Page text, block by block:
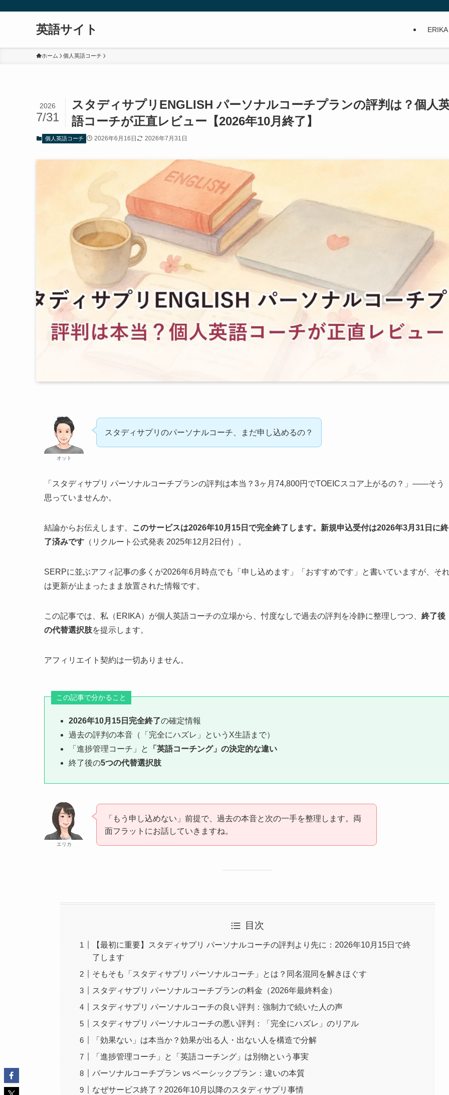
英語サイト
ホーム 個人英語コーチ
スタディサプリENGLISH パーソナルコーチプランの評判は？個人
語コーチが正直レビュー【2026年10月終了】
2026
7/31
個人英語コーチ 2026年6月16日 2026年7月31日
オット
スタディサプリのパーソナルコーチ、まだ申し込めるの？
「スタディサプリ パーソナルコーチプランの評判は本当？3ヶ月74,800円でTOEICスコア上がるの？」――そう
思っていませんか。
結論からお伝えします。
このサービスは2026年10月15日で完全終了します。新規申込受付は2026年3月31日に終
了済みです （リクルート公式発表 2025年12月2日付）。
SERPに並ぶアフィ記事の多くが2026年6月時点でも「申し込めます」「おすすめです」と書いていますが、そ
は更新が止まったまま放置された情報です。
この記事では、私（ERIKA）が個人英語コーチの立場から、忖度なしで過去の評判を冷静に整理しつつ、 終了後
の代替選択肢を提示します。
アフィリエイト契約は一切ありません。
この記事で分かること
2026年10月15日完全終了の確定情報
過去の評判の本音（「完全にハズレ」というX生語まで）
「進捗管理コーチ」と
「英語コーチング」の決定的な違い
終了後の5つの代替選択肢
エリカ
「もう申し込めない」前提で、過去の本音と次の一手を整理します。両
面フラットにお話していきますね。
目次
【最初に重要】スタディサプリ パーソナルコーチの評判より先に：2026年10月15日で終
了します
そもそも「スタディサプリ パーソナルコーチ」とは？同名混同を解きほぐす
スタディサプリ パーソナルコーチプランの料金（2026年最終料金）
スタディサプリ パーソナルコーチの良い評判：強制力で続いた人の声
スタディサプリ パーソナルコーチの悪い評判：「完全にハズレ」のリアル
「効果ない」は本当か？効果が出る人・出ない人を構造で分解
「進捗管理コーチ」と「英語コーチング」は別物という事実
パーソナルコーチプラン vs ベーシックプラン：違いの本質
なぜサービス終了？2026年10月以降のスタディサプリ事情